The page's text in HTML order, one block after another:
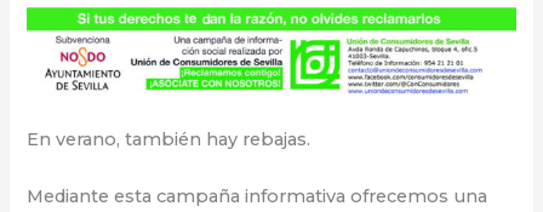
En verano, también hay rebajas.
Mediante esta campaña informativa ofrecemos una